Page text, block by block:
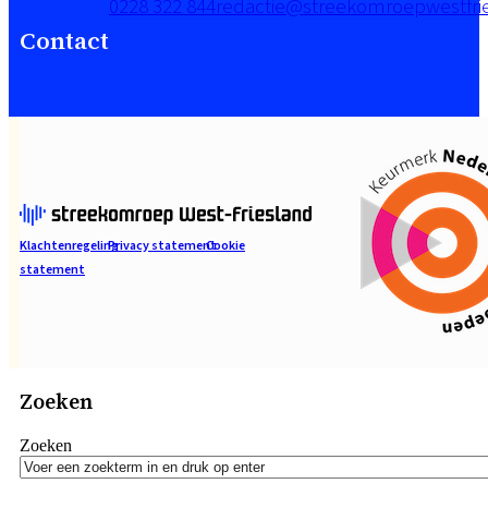
Contact
0228 322 844
KlachtenregelingPrivacy statementCookie
statement
Zoeken
Zoeken